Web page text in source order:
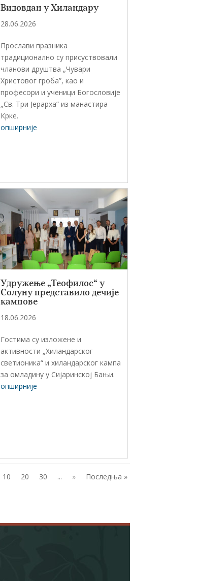
Видовдан у Хиландару
28.06.2026
Прослави празника
традиционално су присуствовали
чланови друштва „Чувари
Христовог гроба”, као и
професори и ученици Богословије
„Св. Три Јерарха” из манастира
Крке.
опширније
Удружење „Теофилос“ у
Солуну представило дечије
кампове
18.06.2026
Гостима су изложене и
активности „Хиландарског
светионика“ и хиландарског кампа
за омладину у Сијаринској Бањи.
опширније
10 20 30 ... » Последња »